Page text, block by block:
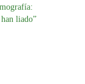
liado”